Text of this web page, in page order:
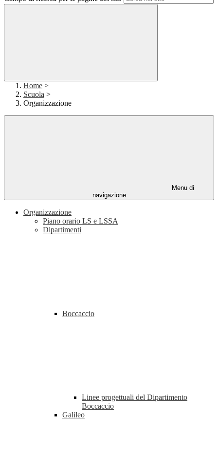
Home >
Scuola >
Organizzazione
Menu di
navigazione
Organizzazione
Piano orario LS e LSSA
Dipartimenti
Boccaccio
Linee progettuali del Dipartimento
Boccaccio
Galileo